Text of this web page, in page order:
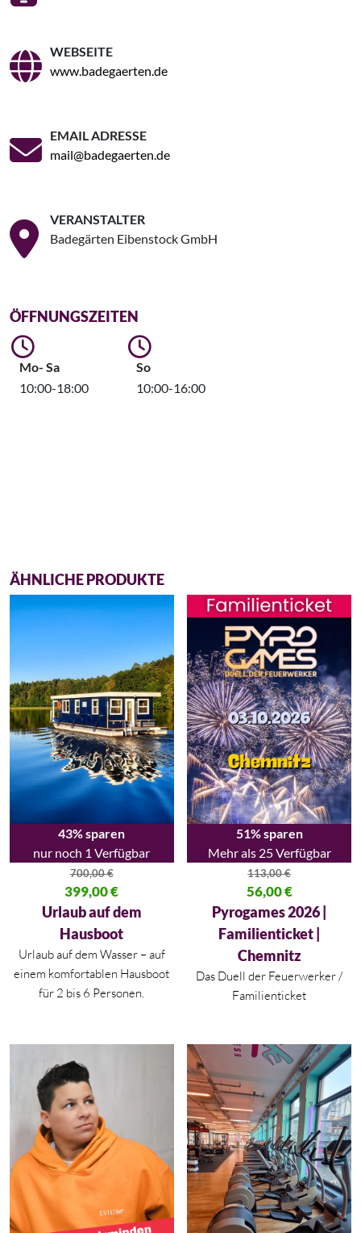
WEBSEITE
www.badegaerten.de
EMAIL ADRESSE
mail@badegaerten.de
VERANSTALTER
Badegärten Eibenstock GmbH
ÖFFNUNGSZEITEN
Mo- Sa
10:00-18:00
So
10:00-16:00
ÄHNLICHE PRODUKTE
43% sparen
nur noch 1 Verfügbar
700,00€
Ursprünglicher Preis war: 700,00 €
399,00€
Aktueller Preis ist: 399,00 €.
Urlaub auf dem
Hausboot
Urlaub auf dem Wasser – auf
einem komfortablen Hausboot
für 2 bis 6 Personen.
51% sparen
Mehr als 25 Verfügbar
113,00€
Ursprünglicher Preis war:
56,00€
Aktueller Preis ist: 56,00 €.
Pyrogames 2026 |
Familienticket |
Chemnitz
Das Duell der Feuerwerker /
Familienticket